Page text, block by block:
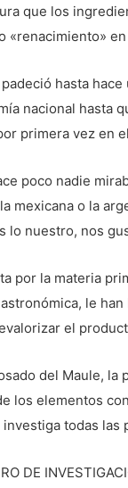
que los
«renacimiento»
hasta
nacional hasta
primera vez en
poco nadie
mexicana o la
lo nuestro, nos
por la materia
le
el
del Maule, la
los elementos
todas las
DE